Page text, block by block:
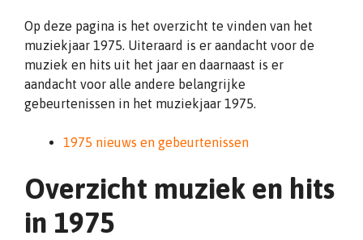
Op deze pagina is het overzicht te vinden van het
muziekjaar 1975. Uiteraard is er aandacht voor de
muziek en hits uit het jaar en daarnaast is er
aandacht voor alle andere belangrijke
gebeurtenissen in het muziekjaar 1975.
1975 nieuws en gebeurtenissen
Overzicht muziek en hits
in 1975